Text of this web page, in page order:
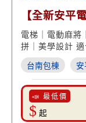
【全新安平
受 團體住宿】
電梯｜電動麻將
拼｜美學設計 適
薦
台南包棟 安
📣 最低價
$ 起